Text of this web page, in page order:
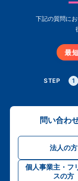
下記の質問に
最
STEP 1
問い合わ
法人の方
個人事業主・フ
スの方